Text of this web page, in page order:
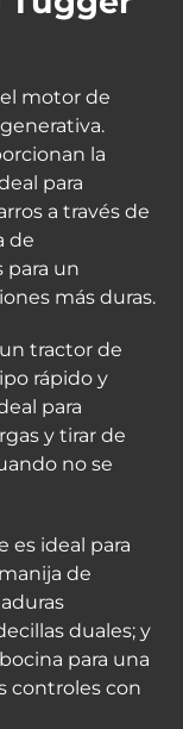
motor de
la
para
a través de
de
para un
más duras.
tractor de
rápido y
para
y tirar de
no se
es ideal para
de
duales; y
para una
controles con